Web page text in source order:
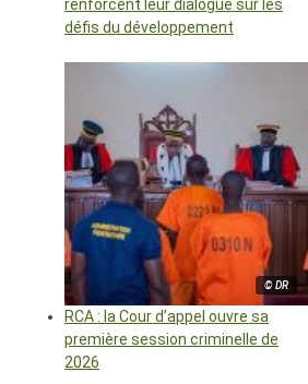
renforcent leur dialogue sur les
défis du développement
© DR
RCA : la Cour d’appel ouvre sa
première session criminelle de
2026